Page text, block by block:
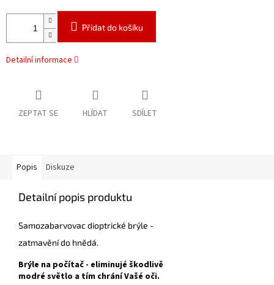
Přidat do košíku
Detailní informace
ZEPTAT SE HLÍDAT SDÍLET
Popis Diskuze
Detailní popis produktu
Samozabarvovac dioptrické brýle -
zatmavění do hnědá.
Brýle na počítač - eliminujé škodlivě
modré světlo a tím chrání Vašé oči.